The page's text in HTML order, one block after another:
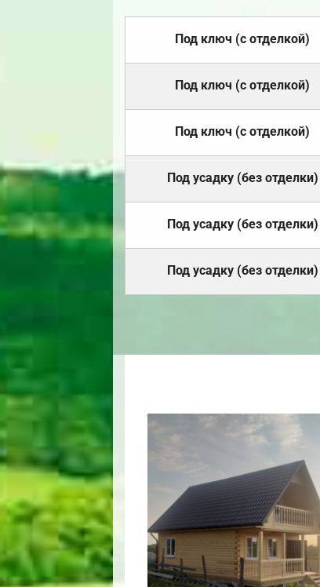
Под ключ (с отделкой)
Под ключ (с отделкой)
Под ключ (с отделкой)
Под усадку (без отделки)
Под усадку (без отделки)
Под усадку (без отделки)